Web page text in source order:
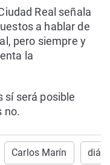
Real señala
a hablar de
pero siempre y
la
sí será posible
no.
Carlos Marín